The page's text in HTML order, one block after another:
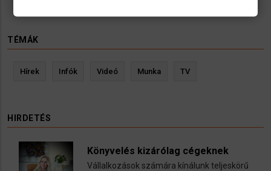
TÉMÁK
Hírek Infók Videó Munka TV
HIRDETÉS
Könyvelés kizárólag cégeknek
Vállalkozások számára kínálunk teljeskörű